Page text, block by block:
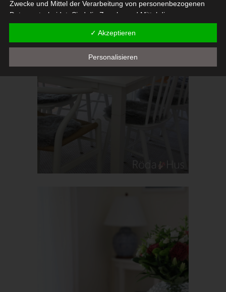
Zwecke und Mittel der Verarbeitung von personenbezogenen
Daten entscheidet. Sind die Zwecke und Mittel dieser
Verarbeitung durch das Unionsrecht oder das Recht der
Mitgliedstaaten vorgegeben, so kann der Verantwortliche
beziehungsweise können die bestimmten Kriterien seiner
Benennung nach dem Unionsrecht oder dem Recht der
Auftragsverarbeiter ist eine natürliche oder juristische Person,
Behörde, Einrichtung oder andere Stelle, die personenbezogene
Daten im Auftrag des Verantwortlichen verarbeitet.
i) Empfänger
Einrichtung oder andere Stelle, der personenbezogene Daten
möglicherweise personenbezogene Daten erhalten, gelten
Dritter ist eine natürliche oder juristische Person, Behörde,
Einrichtung oder andere Stelle außer der betroffenen Person,
✓ Akzeptieren
Personalisieren